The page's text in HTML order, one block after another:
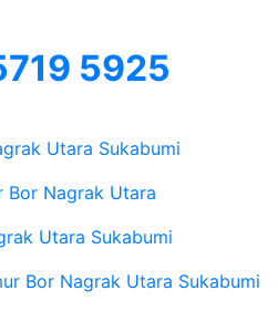
5925
Utara Sukabumi
Bor Nagrak Utara
Utara Sukabumi
Bor Nagrak Utara Sukabumi